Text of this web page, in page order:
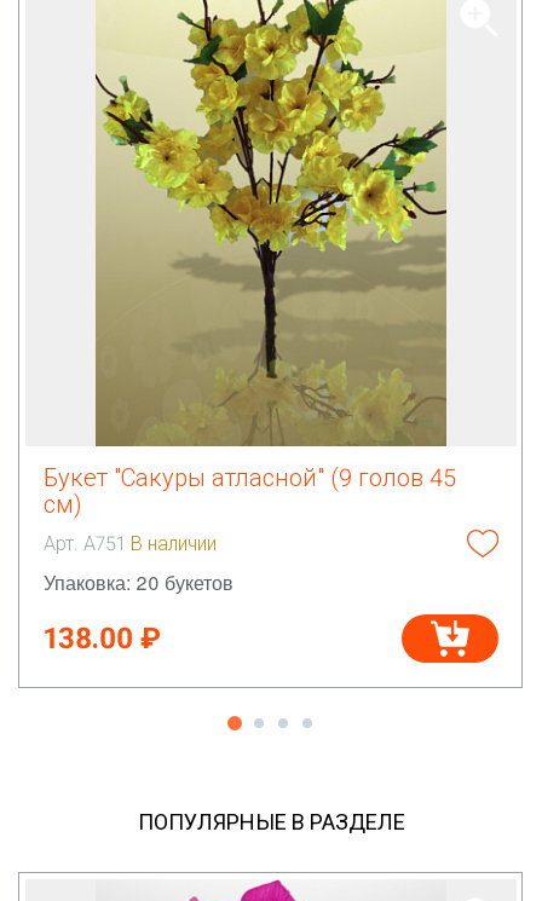
Букет "Сакуры атласной" (9 голов 45
см)
Арт. А751 В наличии
Упаковка: 20 букетов
138.00 ₽
ПОПУЛЯРНЫЕ В РАЗДЕЛЕ